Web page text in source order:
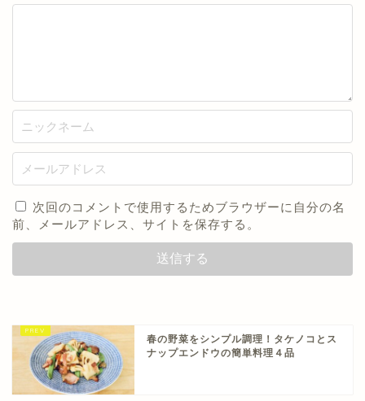
次回のコメントで使用するためブラウザーに自分の名
前、メールアドレス、サイトを保存する。
春の野菜をシンプル調理！タケノコとス
ナップエンドウの簡単料理４品